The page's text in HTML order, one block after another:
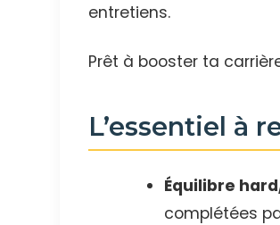
entretiens.
Prêt à booster ta
L’essentiel à
Équilibre
complétées